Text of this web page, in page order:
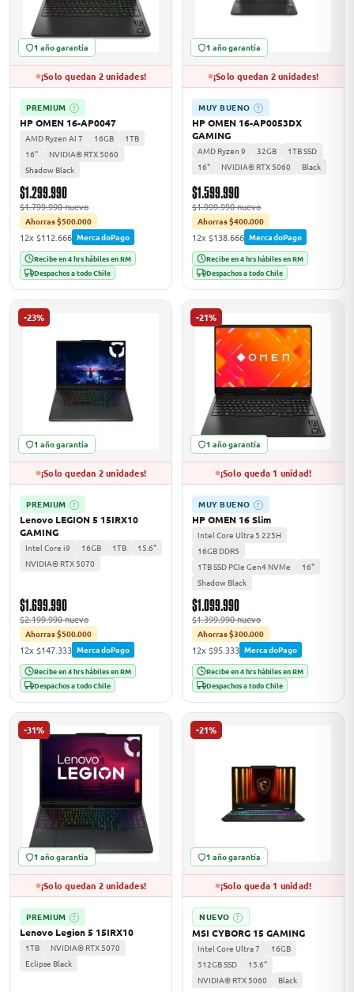
1 año garantía
¡Solo quedan 2 unidades!
PREMIUM ?
HP OMEN 16-AP0047
AMD Ryzen AI 7 16GB
1TB
16"
NVIDIA® RTX 5060
Shadow Black
$1.299.990
$1.799.990 nuevo
Ahorras $500.000
12x $112.666 MercadoPago
Recibe en 4 hrs hábiles en RM
Despachos a todo Chile
1 año garantía
¡Solo quedan 2 unidades!
MUY BUENO ?
HP OMEN 16-AP0053DX
GAMING
AMD Ryzen 9 32GB
1TB SSD
16"
NVIDIA® RTX 5060 Black
$1.599.990
$1.999.990 nuevo
Ahorras $400.000
12x $138.666 MercadoPago
Recibe en 4 hrs hábiles en RM
Despachos a todo Chile
-23%
1 año garantía
¡Solo quedan 2 unidades!
PREMIUM ?
Lenovo LEGION 5 15IRX10
GAMING
Intel Core i9 16GB 1TB
15.6"
NVIDIA® RTX 5070
$1.699.990
$2.199.990 nuevo
Ahorras $500.000
12x $147.333 MercadoPago
Recibe en 4 hrs hábiles en RM
Despachos a todo Chile
-21%
1 año garantía
¡Solo queda 1 unidad!
MUY BUENO ?
HP OMEN 16 Slim
Intel Core Ultra 5 225H
16GB DDR5
1TB SSD PCIe Gen4 NVMe
16"
Shadow Black
$1.099.990
$1.399.990 nuevo
Ahorras $300.000
12x $95.333 MercadoPago
Recibe en 4 hrs hábiles en RM
Despachos a todo Chile
-31%
1 año garantía
¡Solo quedan 2 unidades!
PREMIUM ?
Lenovo Legion 5 15IRX10
1TB
NVIDIA® RTX 5070
Eclipse Black
-21%
1 año garantía
¡Solo queda 1 unidad!
NUEVO ?
MSI CYBORG 15 GAMING
Intel Core Ultra 7
16GB
512GB SSD
15.6"
NVIDIA® RTX 5060
Black